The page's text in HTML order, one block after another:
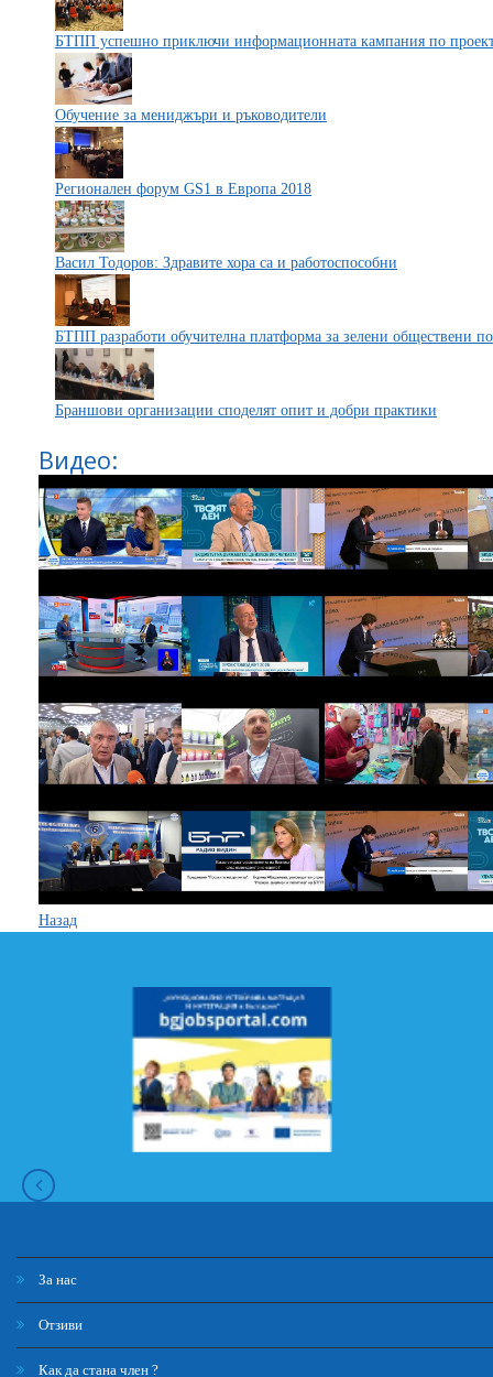
БТПП успешно приключи информационната кампания по
Обучение за мениджъри и ръководители
Регионален форум GS1 в Европа 2018
Васил Тодоров: Здравите хора са и работоспособни
БТПП разработи обучителна платформа за зелени обществени
Браншови организации споделят опит и добри практики
Видео:
Назад
За нас
Отзиви
Как да стана член ?